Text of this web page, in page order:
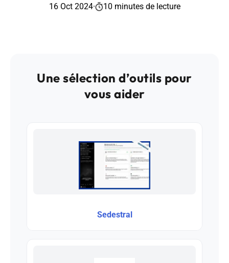
16 Oct 2024· 10 minutes de lecture
Une sélection d’outils pour
vous aider
Sedestral